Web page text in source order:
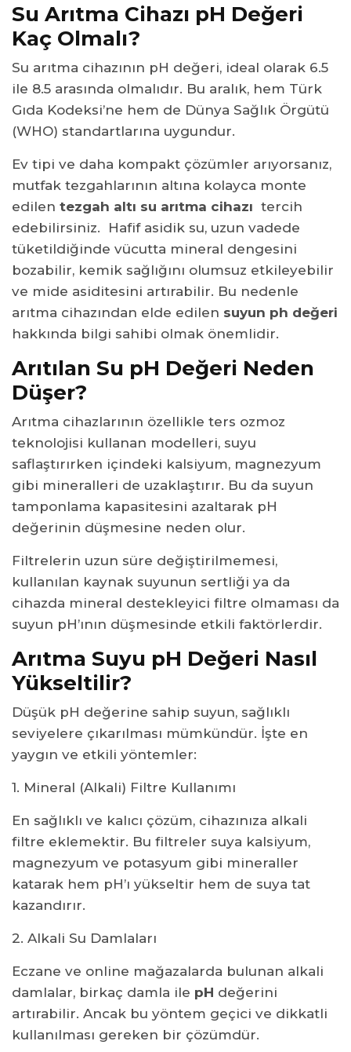
Su Arıtma Cihazı pH Değeri
Kaç Olmalı?
Su arıtma cihazının pH değeri, ideal olarak 6.5
ile 8.5 arasında olmalıdır. Bu aralık, hem Türk
Gıda Kodeksi’ne hem de Dünya Sağlık Örgütü
(WHO) standartlarına uygundur.
Ev tipi ve daha kompakt çözümler arıyorsanız,
mutfak tezgahlarının altına kolayca monte
edilen tezgah altı su arıtma cihazı tercih
edebilirsiniz. Hafif asidik su, uzun vadede
tüketildiğinde vücutta mineral dengesini
bozabilir, kemik sağlığını olumsuz etkileyebilir
ve mide asiditesini artırabilir. Bu nedenle
arıtma cihazından elde edilen suyun ph değeri
hakkında bilgi sahibi olmak önemlidir.
Arıtılan Su pH Değeri Neden
Düşer?
Arıtma cihazlarının özellikle ters ozmoz
teknolojisi kullanan modelleri, suyu
saflaştırırken içindeki kalsiyum, magnezyum
gibi mineralleri de uzaklaştırır. Bu da suyun
tamponlama kapasitesini azaltarak pH
değerinin düşmesine neden olur.
Filtrelerin uzun süre değiştirilmemesi,
kullanılan kaynak suyunun sertliği ya da
cihazda mineral destekleyici filtre olmaması da
suyun pH’ının düşmesinde etkili faktörlerdir.
Arıtma Suyu pH Değeri Nasıl
Yükseltilir?
Düşük pH değerine sahip suyun, sağlıklı
seviyelere çıkarılması mümkündür. İşte en
yaygın ve etkili yöntemler:
1. Mineral (Alkali) Filtre Kullanımı
En sağlıklı ve kalıcı çözüm, cihazınıza alkali
filtre eklemektir. Bu filtreler suya kalsiyum,
magnezyum ve potasyum gibi mineraller
katarak hem pH’ı yükseltir hem de suya tat
kazandırır.
2. Alkali Su Damlaları
Eczane ve online mağazalarda bulunan alkali
damlalar, birkaç damla ile pH değerini
artırabilir. Ancak bu yöntem geçici ve dikkatli
kullanılması gereken bir çözümdür.